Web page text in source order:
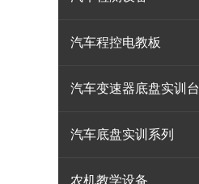
汽车程控电教板
汽车变速器底盘实训台
汽车底盘实训系列
农机教学设备